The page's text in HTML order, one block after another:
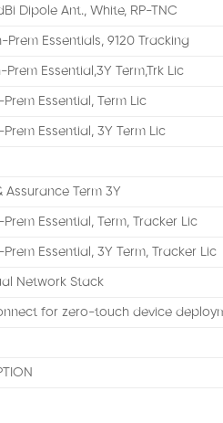
Dipole Ant., White, RP-TNC
Essentials, 9120 Tracking
Essential,3Y Term,Trk Lic
Essential, Term Lic
Essential, 3Y Term Lic
Assurance Term 3Y
Essential, Term, Tracker Lic
Essential, 3Y Term, Tracker Lic
Network Stack
for zero-touch device